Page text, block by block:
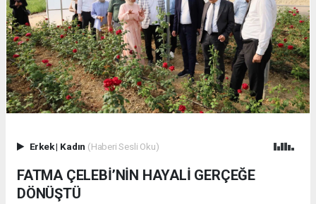
Erkek| Kadın (Haberi Sesli Oku)
FATMA ÇELEBİ’NİN HAYALİ GERÇEĞE
DÖNÜŞTÜ